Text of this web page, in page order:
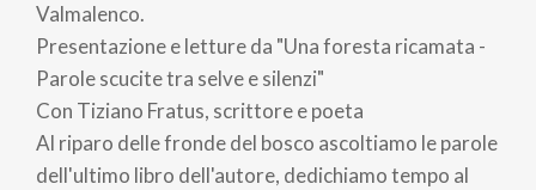
Valmalenco.
Presentazione e letture da "Una foresta ricamata -
Parole scucite tra selve e silenzi"
Con Tiziano Fratus, scrittore e poeta
Al riparo delle fronde del bosco ascoltiamo le parole
dell'ultimo libro dell'autore, dedichiamo tempo al